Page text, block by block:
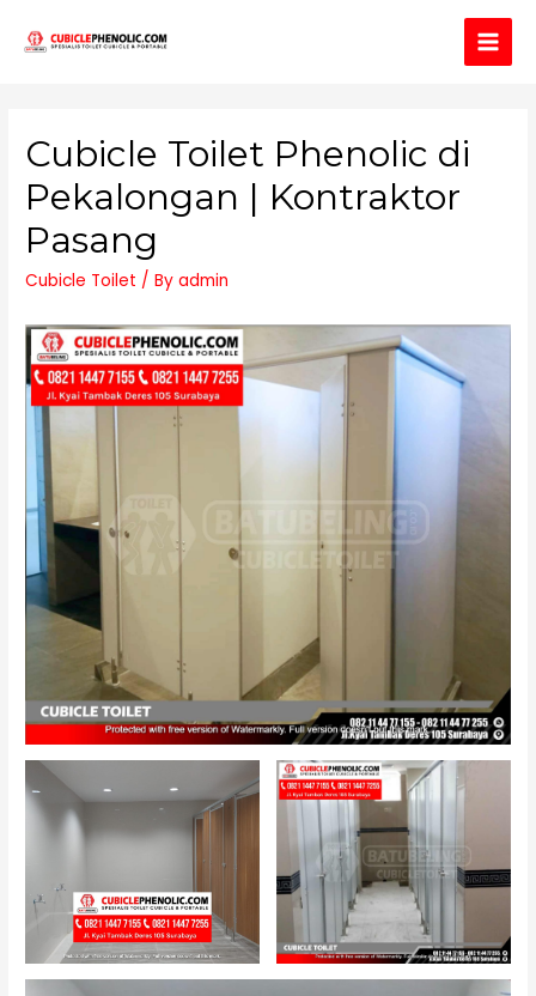
Main
Cubicle Toilet Phenolic di
Pekalongan | Kontraktor
Pasang
Cubicle Toilet / Byadmin